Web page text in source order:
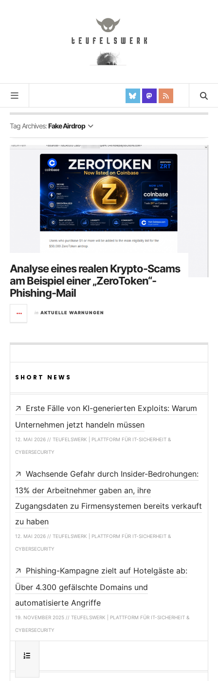
Tag Archives:Fake Airdrop
Analyse eines realen Krypto-Scams
am Beispiel einer „ZeroToken“-
Phishing-Mail
in AKTUELLE WARNUNGEN
SHORT NEWS
Erste Fälle von KI-generierten Exploits: Warum
Unternehmen jetzt handeln müssen
12. MAI 2026 // TEUFELSWERK | PLATTFORM FÜR IT-SICHERHEIT &
CYBERSECURITY
Wachsende Gefahr durch Insider-Bedrohungen:
13% der Arbeitnehmer gaben an, ihre
Zugangsdaten zu Firmensystemen bereits verkauft
zu haben
12. MAI 2026 // TEUFELSWERK | PLATTFORM FÜR IT-SICHERHEIT &
CYBERSECURITY
Phishing-Kampagne zielt auf Hotelgäste ab:
Über 4.300 gefälschte Domains und
automatisierte Angriffe
19. NOVEMBER 2025 // TEUFELSWERK | PLATTFORM FÜR IT-SICHERHEIT &
CYBERSECURITY